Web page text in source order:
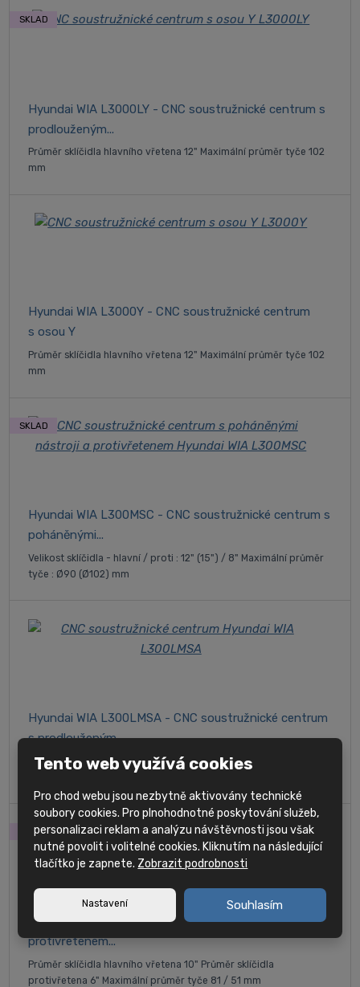
Hyundai WIA L3000LY - CNC soustružnické centrum s
prodlouženým...
Průměr sklíčidla hlavního vřetena 12" Maximální průměr tyče 102
mm
SKLAD
Hyundai WIA L3000Y - CNC soustružnické centrum
s osou Y
Průměr sklíčidla hlavního vřetena 12" Maximální průměr tyče 102
mm
Hyundai WIA L300MSC - CNC soustružnické centrum s
poháněnými...
Velikost sklíčidla - hlavní / proti : 12" (15") / 8" Maximální průměr
tyče : Ø90 (Ø102) mm
SKLAD
Hyundai WIA L300LMSA - CNC soustružnické centrum
s prodlouženým...
Velikost sklíčidla : 10" Velikost sklíčidla protivřetena : 8" Maximální
Hyundai WIA L2600SY - CNC soustružnické centrum s
protivřetenem...
Průměr sklíčidla hlavního vřetena 10" Průměr sklíčidla
protivřetena 6" Maximální průměr tyče 81 / 51 mm
SKLAD
Tento web využívá cookies
Pro chod webu jsou nezbytně aktivovány technické
soubory cookies. Pro plnohodnotné poskytování služeb,
personalizaci reklam a analýzu návštěvnosti jsou však
nutné povolit i volitelné cookies. Kliknutím na následující
tlačítko je zapnete. Zobrazit podrobnosti
Nastavení Souhlasím